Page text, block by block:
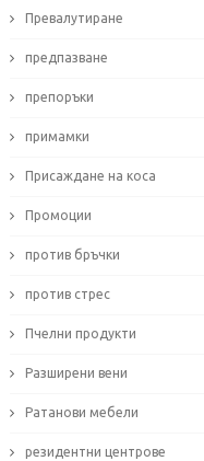
Превалутиране
предпазване
препоръки
примамки
Присаждане на коса
Промоции
против бръчки
против стрес
Пчелни продукти
Разширени вени
Ратанови мебели
резидентни центрове